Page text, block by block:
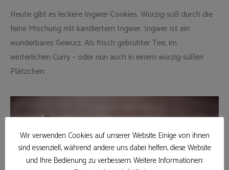
Heute gibt es leckere Ingwer-Cookies. Würzig-süß durch die
feine Mischung mit kandiertem Ingwer. Ingwer ist ein
wunderbares Gewürz. Als frisch gebrühter Tee, im
winterlichen Curry – oder nun auch in einem würzig-süßen
Plätzchen.
Wir verwenden Cookies auf unserer Website. Einige von ihnen
sind essenziell, während andere uns dabei helfen, diese Website
und Ihre Bedienung zu verbessern. Weitere Informationen: